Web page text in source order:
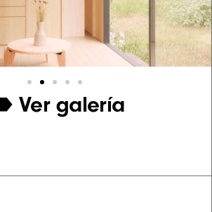
Ver galería